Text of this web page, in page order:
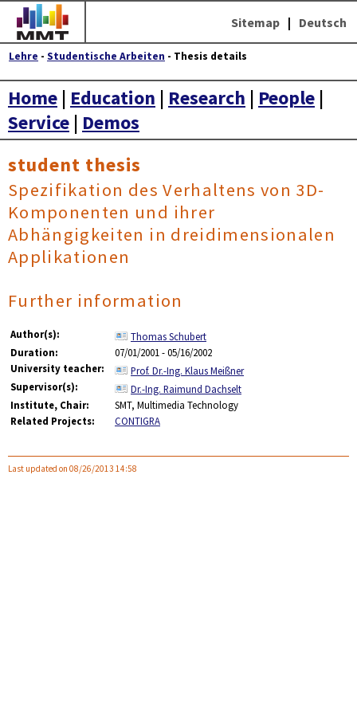
Sitemap | Deutsch
Lehre - Studentische Arbeiten - Thesis details
Home | Education | Research | People |
Service | Demos
student thesis
Spezifikation des Verhaltens von 3D-
Komponenten und ihrer
Abhängigkeiten in dreidimensionalen
Applikationen
Further information
Author(s):
Thomas Schubert
Duration:
07/01/2001 - 05/16/2002
University teacher:
Prof. Dr.-Ing. Klaus Meißner
Supervisor(s):
Dr.-Ing. Raimund Dachselt
Institute, Chair:
SMT, Multimedia Technology
Related Projects:
CONTIGRA
Last updated on 08/26/2013 14:58